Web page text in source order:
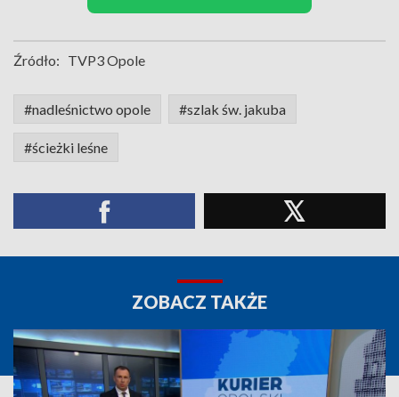
Źródło: TVP3 Opole
#nadleśnictwo opole #szlak św. jakuba
#ścieżki leśne
ZOBACZ TAKŻE